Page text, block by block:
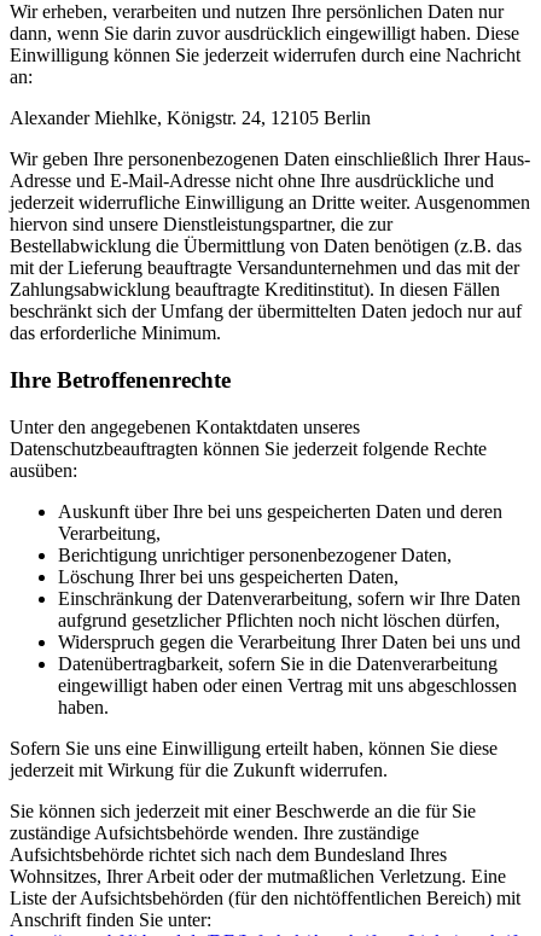
Wir erheben, verarbeiten und nutzen Ihre persönlichen Daten nur
dann, wenn Sie darin zuvor ausdrücklich eingewilligt haben. Diese
Einwilligung können Sie jederzeit widerrufen durch eine Nachricht
an:
Alexander Miehlke, Königstr. 24, 12105 Berlin
Wir geben Ihre personenbezogenen Daten einschließlich Ihrer Haus-
Adresse und E-Mail-Adresse nicht ohne Ihre ausdrückliche und
jederzeit widerrufliche Einwilligung an Dritte weiter. Ausgenommen
hiervon sind unsere Dienstleistungspartner, die zur
Bestellabwicklung die Übermittlung von Daten benötigen (z.B. das
mit der Lieferung beauftragte Versandunternehmen und das mit der
Zahlungsabwicklung beauftragte Kreditinstitut). In diesen Fällen
beschränkt sich der Umfang der übermittelten Daten jedoch nur auf
das erforderliche Minimum.
Ihre Betroffenenrechte
Unter den angegebenen Kontaktdaten unseres
Datenschutzbeauftragten können Sie jederzeit folgende Rechte
ausüben:
Auskunft über Ihre bei uns gespeicherten Daten und deren
Verarbeitung,
Berichtigung unrichtiger personenbezogener Daten,
Löschung Ihrer bei uns gespeicherten Daten,
Einschränkung der Datenverarbeitung, sofern wir Ihre Daten
aufgrund gesetzlicher Pflichten noch nicht löschen dürfen,
Widerspruch gegen die Verarbeitung Ihrer Daten bei uns und
Datenübertragbarkeit, sofern Sie in die Datenverarbeitung
eingewilligt haben oder einen Vertrag mit uns abgeschlossen
haben.
Sofern Sie uns eine Einwilligung erteilt haben, können Sie diese
jederzeit mit Wirkung für die Zukunft widerrufen.
Sie können sich jederzeit mit einer Beschwerde an die für Sie
zuständige Aufsichtsbehörde wenden. Ihre zuständige
Aufsichtsbehörde richtet sich nach dem Bundesland Ihres
Wohnsitzes, Ihrer Arbeit oder der mutmaßlichen Verletzung. Eine
Liste der Aufsichtsbehörden (für den nichtöffentlichen Bereich) mit
Anschrift finden Sie unter: